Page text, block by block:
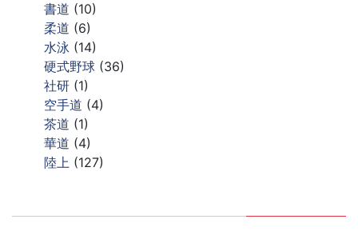
書道 (10)
柔道 (6)
水泳 (14)
硬式野球 (36)
社研 (1)
空手道 (4)
茶道 (1)
華道 (4)
陸上 (127)